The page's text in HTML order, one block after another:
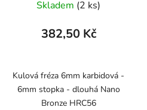
Skladem (2 ks)
382,50 Kč
Kulová fréza 6mm karbidová -
6mm stopka - dlouhá Nano
Bronze HRC56